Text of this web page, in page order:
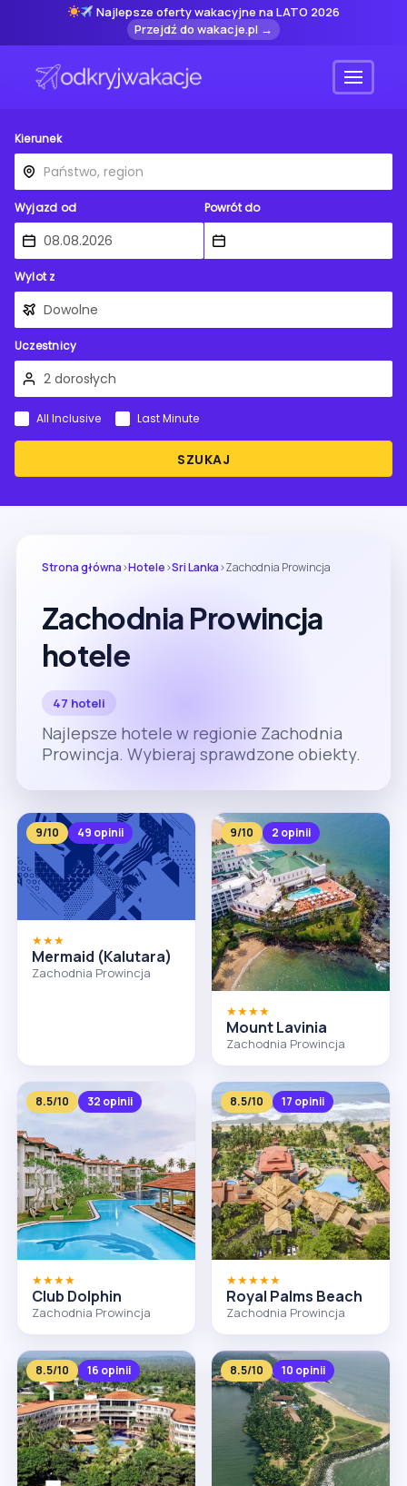
Najlepsze oferty wakacyjne na LATO 2026
Przejdź do wakacje.pl →
Menu
Kierunek
Wyjazd od Powrót do
Wylot z
Uczestnicy
SZUKAJ
All Inclusive Last Minute
Strona główna›Hotele›Sri Lanka›Zachodnia Prowincja
Zachodnia Prowincja
hotele
47 hoteli
Najlepsze hotele w regionie Zachodnia
Prowincja. Wybieraj sprawdzone obiekty.
9/10 49 opinii
★★★
Mermaid (Kalutara)
Zachodnia Prowincja
9/10 2 opinii
★★★★
Mount Lavinia
Zachodnia Prowincja
8.5/10 32 opinii
★★★★
Club Dolphin
Zachodnia Prowincja
8.5/10 17 opinii
★★★★★
Royal Palms Beach
Zachodnia Prowincja
8.5/10 16 opinii 8.5/10 10 opinii